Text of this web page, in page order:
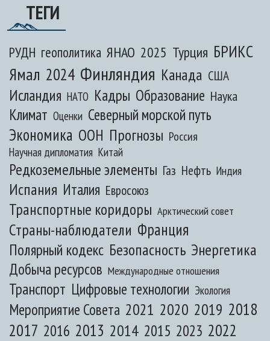
ТЕГИ
РУДН геополитика ЯНАО 2025 Турция БРИКС
Ямал 2024 Финляндия Канада США
Исландия НАТО Кадры Образование Наука
Климат Оценки Северный морской путь
Экономика ООН Прогнозы Россия
Научная дипломатия Китай
Редкоземельные элементы Газ Нефть Индия
Испания Италия Евросоюз
Транспортные коридоры Арктический совет
Страны-наблюдатели Франция
Полярный кодекс Безопасность Энергетика
Добыча ресурсов Международные отношения
Транспорт Цифровые технологии Экология
Мероприятие Совета 2021 2020 2019 2018
2017 2016 2013 2014 2015 2023 2022